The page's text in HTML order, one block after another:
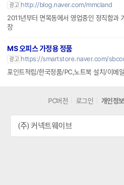
광고 http://blog.naver.com/mmcland
2011년부터 면목동에서 영업중인 정직함과
장
MS 오피스 가정용 정품
광고 https://smartstore.naver.com/
포인트적립/한국정품/PC,노트북 설치/이메
PC버전 로그인 개인정
(주) 커넥트웨이브